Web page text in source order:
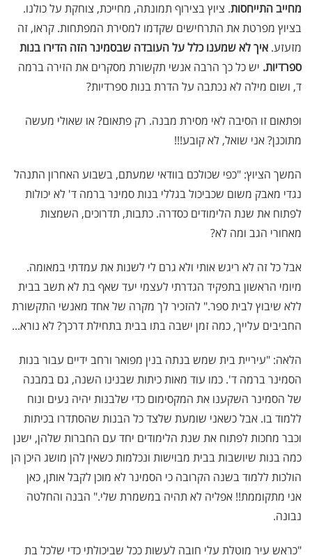
מחייב התייחסות. ציוץ בצירוף תמונתה, מחייכת, צוחקת על כולנו.
בציוץ מפרטת את התרחישים שקדמו למסירת המפתחות. קראו, זה
מזעזע. איך לא שמענו כלל על העובדה שבסמינר הזה הדירו בנות
ספרדיות. יש כל כך הרבה אנשי תקשורת מסקרים את הזירה ברמה
ד, ושום מילה לא נכתבה על הדרת בנות ספרדיות?
ופתאום זו הסיבה לאי מסירת מבנה. רק פתאום? או שאולי מעשה
מתוכנן? אני שואל, לא קובע!!!
המשך הציוץ: "כפי שכולכם בוודאי שמעתם, בשבוע האחרון התנהל
נגדי מאבק משום שכביכול בגללי בנות סמינר ברמה ד' לא יכולות
לפתוח את שנת הלימודים כסדרה. כתבות, תדרוכים, השמצות
מאחורי הגב ומה לא?
אבל כל זה לא ריגש אותי ולא גרם לי לשנות את עמדתי במאומה.
מיומי הראשון בתפקיד הגדרתי לעצמי יעד שאף בת לא תשב בבית
ללא שיבוץ לבית ספר." להזכיר לך מקרה של אחד מאנשי התקשורת
החביבים עלייך, כמה זמן ישבה בתו בבית בתחילת דרכך? לא נורא...
הלאה: "עיריית בית שמש בנתה בנין מפואר ורחב ידיים עבור בנות
הסמינר ברמה ד'. כמו עוד מאות כיתות שבנינו השנה, גם במבנה
של הסמינר השקענו את המקסימום כדי שלבנות יהיה נעים ונוח
ללמוד בו. אבל כשאני שומעת שלצד כל הבנות שהסתדרו בכיתות
וכבר מחכות לפתוח את שנת הלימודים יחד עם החברות שלהן, ישנן
כמה בנות שיושבות בבית מבוישות ונכלמות כשאין להן מושג היכן הן
הולכות ללמוד בשנה הקרובה כי הסמינר לא מוכן לקבל אותן, כאן
אני מתקוממת!! אפליה לא תהיה במשמרת שלי." הבנה והחלטה
נבונה.
"כראש עיר מוטלת עלי חובה לעשות ככל שביכולתי כדי שלכל בת